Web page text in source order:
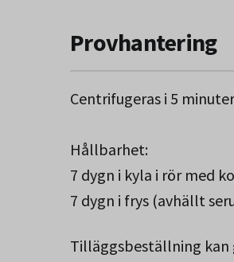
Provhantering
Centrifugeras i 5 minuter
Hållbarhet:
7 dygn i kyla i rör med
7 dygn i frys (avhällt
Tilläggsbeställning kan